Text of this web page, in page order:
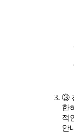
③
한
적
안